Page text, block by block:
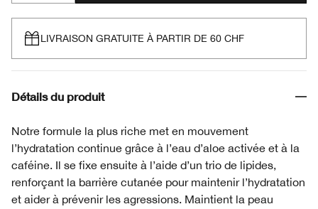
LIVRAISON GRATUITE À PARTIR DE 60 CHF
Détails du produit
Notre formule la plus riche met en mouvement
l’hydratation continue grâce à l’eau d’aloe activée et à la
caféine. Il se fixe ensuite à l’aide d’un trio de lipides,
renforçant la barrière cutanée pour maintenir l’hydratation
et aider à prévenir les agressions. Maintient la peau